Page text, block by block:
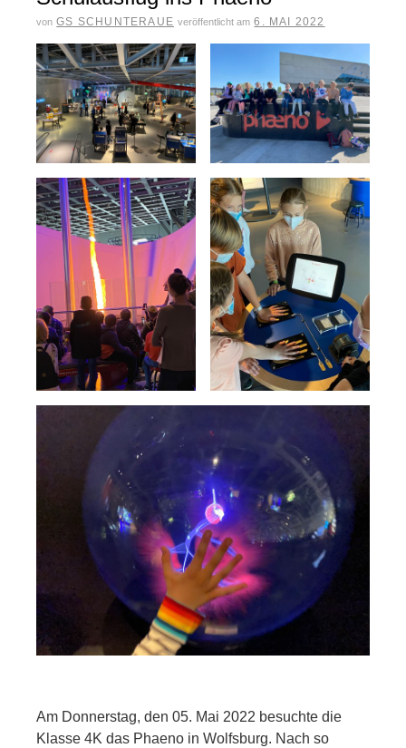
von GS SCHUNTERAUE veröffentlicht am 6. MAI 2022
Am Donnerstag, den 05. Mai 2022 besuchte die
Klasse 4K das Phaeno in Wolfsburg. Nach so